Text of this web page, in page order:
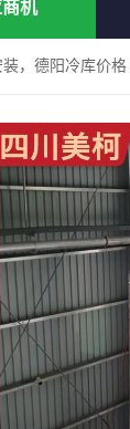
机
，德阳冷库价格